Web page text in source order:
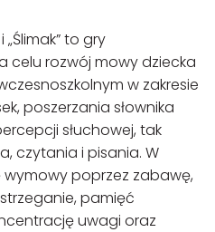
to gry
rozwój mowy dziecka
w zakresie
poszerzania słownika
słuchowej, tak
czytania i pisania. W
poprzez zabawę,
pamięć
uwagi oraz